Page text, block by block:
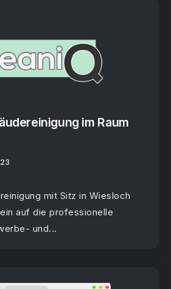
im Raum
mit Sitz in Wiesloch
auf die professionelle
und...